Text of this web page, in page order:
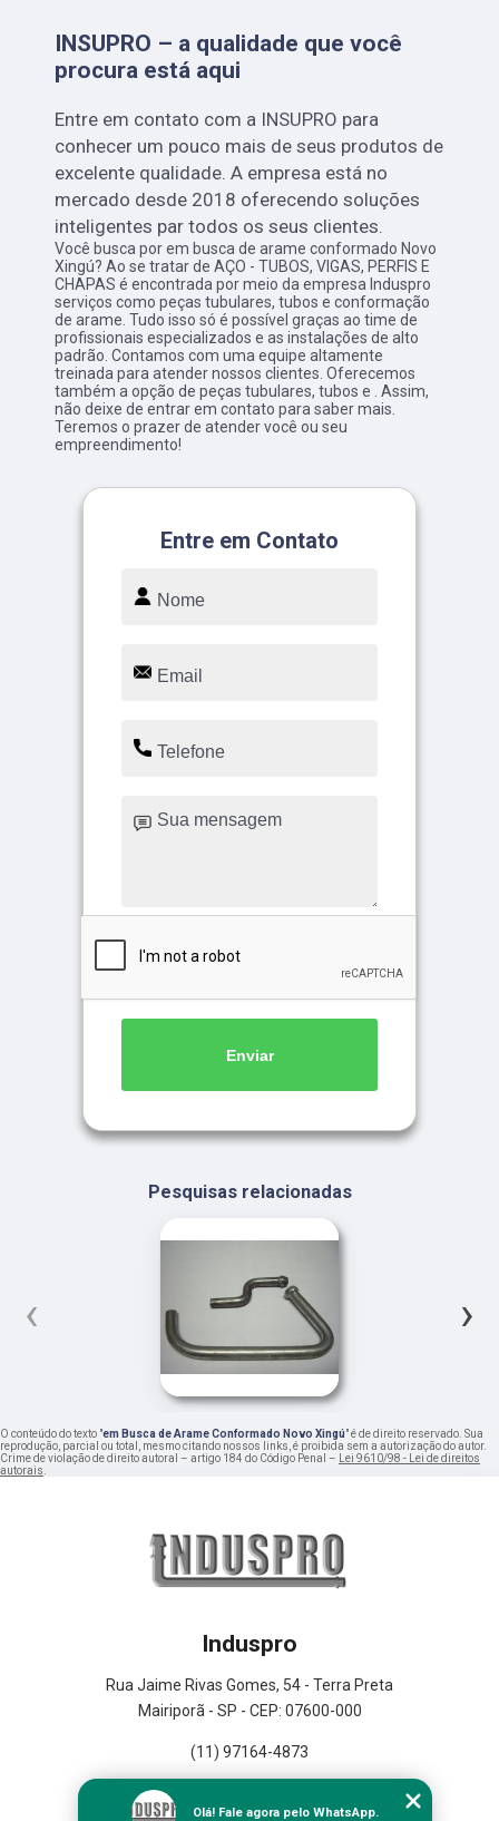
INSUPRO – a qualidade que você
procura está aqui
Entre em contato com a INSUPRO para
conhecer um pouco mais de seus produtos de
excelente qualidade. A empresa está no
mercado desde 2018 oferecendo soluções
inteligentes par todos os seus clientes.
Você busca por em busca de arame conformado Novo
Xingú? Ao se tratar de AÇO - TUBOS, VIGAS, PERFIS E
CHAPAS é encontrada por meio da empresa Induspro
serviços como peças tubulares, tubos e conformação
de arame. Tudo isso só é possível graças ao time de
profissionais especializados e as instalações de alto
padrão. Contamos com uma equipe altamente
treinada para atender nossos clientes. Oferecemos
também a opção de peças tubulares, tubos e . Assim,
não deixe de entrar em contato para saber mais.
Teremos o prazer de atender você ou seu
empreendimento!
Entre em Contato
Enviar
Pesquisas relacionadas
‹ ›
O conteúdo do texto "em Busca de Arame Conformado Novo Xingú" é de direito reservado. Sua
reprodução, parcial ou total, mesmo citando nossos links, é proibida sem a autorização do autor.
Crime de violação de direito autoral – artigo 184 do Código Penal – Lei 9610/98 - Lei de direitos
autorais.
Induspro
Rua Jaime Rivas Gomes, 54 - Terra Preta
Mairiporã - SP - CEP: 07600-000
(11) 97164-4873
Olá! Fale agora pelo WhatsApp.